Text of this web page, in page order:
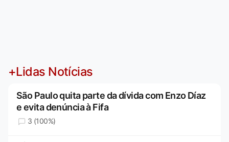
+Lidas Notícias
São Paulo quita parte da dívida com Enzo Díaz
e evita denúncia à Fifa
3 (100%)